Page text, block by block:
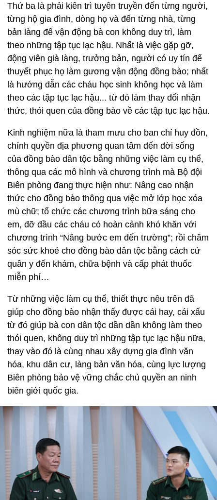
Thứ ba là phải kiên trì tuyên truyền đến từng người,
từng hộ gia đình, dòng họ và đến từng nhà, từng
bản làng để vận động bà con không duy trì, làm
theo những tập tục lạc hậu. Nhất là việc gặp gỡ,
động viên già làng, trưởng bản, người có uy tín để
thuyết phục họ làm gương vận động đồng bào; nhất
là hướng dẫn các cháu học sinh không học và làm
theo các tập tục lạc hậu... từ đó làm thay đổi nhận
thức, thói quen của đồng bào về các tập tục lạc hậu.
Kinh nghiệm nữa là tham mưu cho ban chỉ huy đồn,
chính quyền địa phương quan tâm đến đời sống
của đồng bào dân tộc bằng những việc làm cụ thể,
thông qua các mô hình và chương trình mà Bộ đội
Biên phòng đang thực hiện như: Nâng cao nhận
thức cho đồng bào thông qua việc mở lớp học xóa
mù chữ; tổ chức các chương trình bữa sáng cho
em, đỡ đầu các cháu có hoàn cảnh khó khăn với
chương trình “Nâng bước em đến trường”; rồi chăm
sóc sức khoẻ cho đồng bào dân tộc bằng cách cử
quân y đến khám, chữa bệnh và cấp phát thuốc
miễn phí…
Từ những việc làm cụ thể, thiết thực nêu trên đã
giúp cho đồng bào nhận thấy được cái hay, cái xấu
từ đó giúp bà con dân tộc dần dần không làm theo
thói quen, không duy trì những tập tục lạc hậu nữa,
thay vào đó là cùng nhau xây dựng gia đình văn
hóa, khu dân cư, làng bản văn hóa, cùng lực lượng
Biên phòng bảo vệ vững chắc chủ quyền an ninh
biên giới quốc gia.